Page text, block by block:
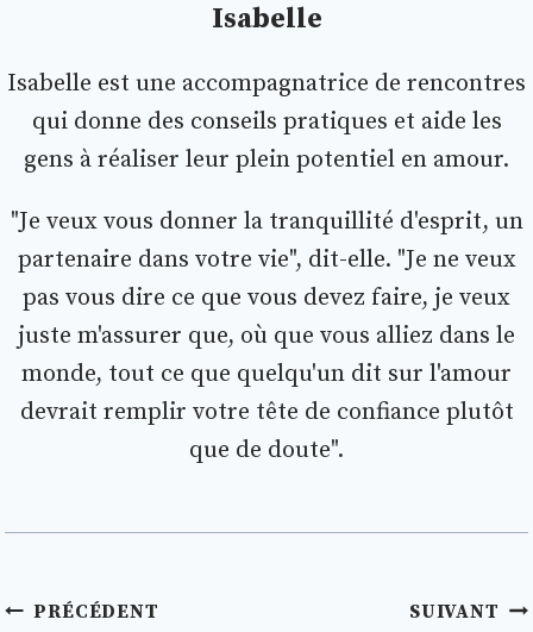
Isabelle
Isabelle est une accompagnatrice de rencontres
qui donne des conseils pratiques et aide les
gens à réaliser leur plein potentiel en amour.
"Je veux vous donner la tranquillité d'esprit, un
partenaire dans votre vie", dit-elle. "Je ne veux
pas vous dire ce que vous devez faire, je veux
juste m'assurer que, où que vous alliez dans le
monde, tout ce que quelqu'un dit sur l'amour
devrait remplir votre tête de confiance plutôt
que de doute".
Navigation
PRÉCÉDENT SUIVANT